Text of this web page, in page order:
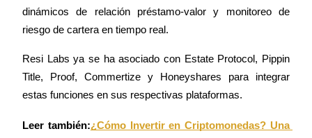
Préstamos
Servicio de préstamos respaldado por criptomonedas
dinámicos de relación préstamo-valor y monitoreo de
riesgo de cartera en tiempo real.
Resi Labs ya se ha asociado con Estate Protocol, Pippin
Title, Proof, Commertize y Honeyshares para integrar
estas funciones en sus respectivas plataformas.
Leer también:¿Cómo Invertir en Criptomonedas? Una